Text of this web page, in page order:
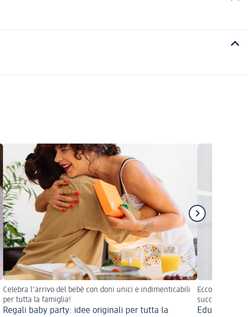
Celebra l'arrivo del bebè con doni unici e indimenticabili
per tutta la famiglia!
Regali baby party: idee originali per tutta la
Ecco come
successo
Educazione